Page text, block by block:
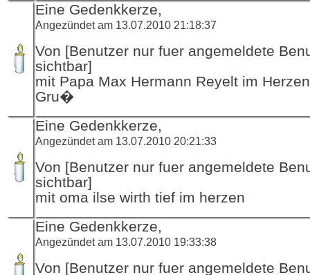
Eine Gedenkkerze,
Angezündet am 13.07.2010 21:18:37
Von [Benutzer nur fuer angemeldete
sichtbar]
mit Papa Max Hermann Reyelt im
Gru�
Eine Gedenkkerze,
Angezündet am 13.07.2010 20:21:33
Von [Benutzer nur fuer angemeldete
sichtbar]
mit oma ilse wirth tief im herzen
Eine Gedenkkerze,
Angezündet am 13.07.2010 19:33:38
Von [Benutzer nur fuer angemeldete